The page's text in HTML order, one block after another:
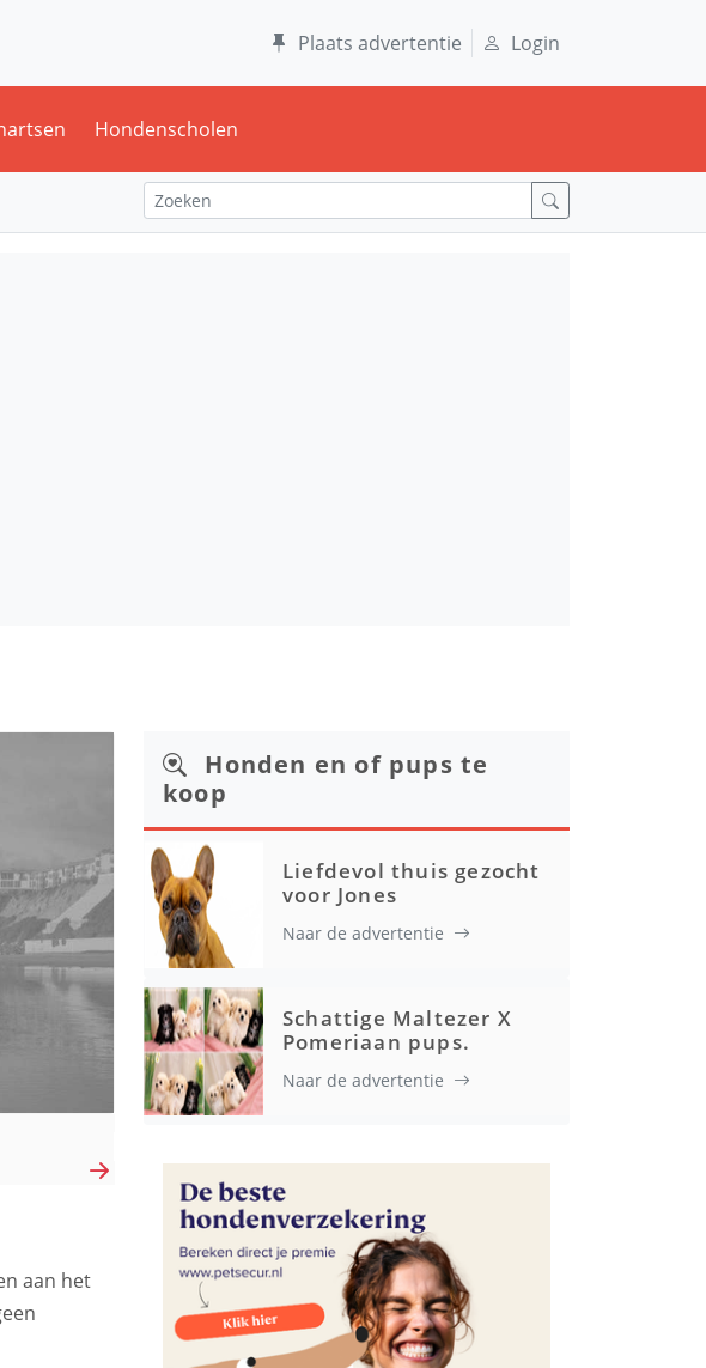
Plaats advertentie Login
Hondenscholen
aan het
Honden en of pups te
koop
Liefdevol thuis gezocht
voor Jones
Naar de advertentie
Schattige Maltezer X
Pomeriaan pups.
Naar de advertentie